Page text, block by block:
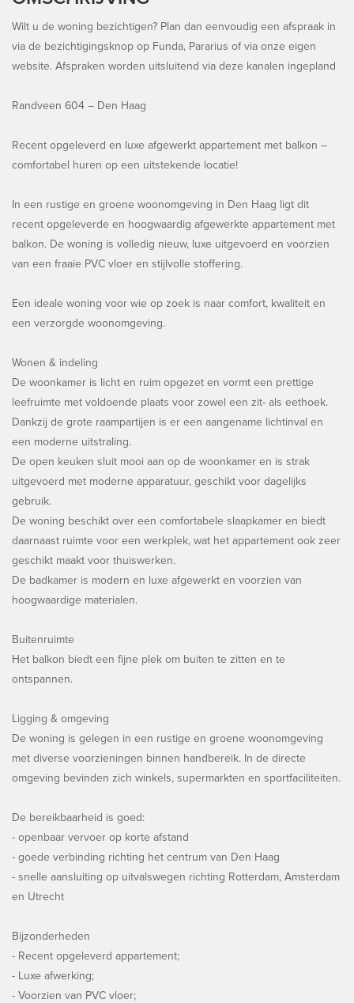
Wilt u de woning bezichtigen? Plan dan eenvoudig een afspraak in
via de bezichtigingsknop op Funda, Pararius of via onze eigen
website. Afspraken worden uitsluitend via deze kanalen ingepland
Randveen 604 – Den Haag
Recent opgeleverd en luxe afgewerkt appartement met balkon –
comfortabel huren op een uitstekende locatie!
In een rustige en groene woonomgeving in Den Haag ligt dit
recent opgeleverde en hoogwaardig afgewerkte appartement met
balkon. De woning is volledig nieuw, luxe uitgevoerd en voorzien
van een fraaie PVC vloer en stijlvolle stoffering.
Een ideale woning voor wie op zoek is naar comfort, kwaliteit en
een verzorgde woonomgeving.
Wonen & indeling
De woonkamer is licht en ruim opgezet en vormt een prettige
leefruimte met voldoende plaats voor zowel een zit- als eethoek.
Dankzij de grote raampartijen is er een aangename lichtinval en
een moderne uitstraling.
De open keuken sluit mooi aan op de woonkamer en is strak
uitgevoerd met moderne apparatuur, geschikt voor dagelijks
gebruik.
De woning beschikt over een comfortabele slaapkamer en biedt
daarnaast ruimte voor een werkplek, wat het appartement ook zeer
geschikt maakt voor thuiswerken.
De badkamer is modern en luxe afgewerkt en voorzien van
hoogwaardige materialen.
Buitenruimte
Het balkon biedt een fijne plek om buiten te zitten en te
ontspannen.
Ligging & omgeving
De woning is gelegen in een rustige en groene woonomgeving
met diverse voorzieningen binnen handbereik. In de directe
omgeving bevinden zich winkels, supermarkten en sportfaciliteiten.
De bereikbaarheid is goed:
- openbaar vervoer op korte afstand
- goede verbinding richting het centrum van Den Haag
- snelle aansluiting op uitvalswegen richting Rotterdam, Amsterdam
en Utrecht
Bijzonderheden
- Recent opgeleverd appartement;
- Luxe afwerking;
- Voorzien van PVC vloer;